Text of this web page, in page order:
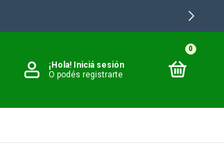
¡Hola! Iniciá sesión
O podés registrarte
0